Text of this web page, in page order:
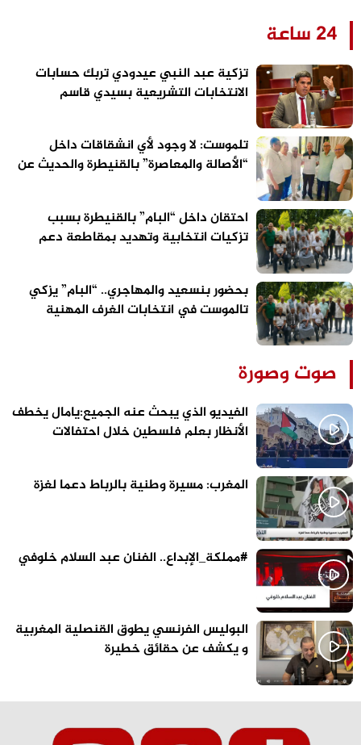
24 ساعة
تزكية عبد النبي عيدودي تربك حسابات
الانتخابات التشريعية بسيدي قاسم
تلموست: لا وجود لأي انشقاقات داخل
“الأصالة والمعاصرة” بالقنيطرة والحديث عن
احتقان داخل “البام” بالقنيطرة بسبب
تزكيات انتخابية وتهديد بمقاطعة دعم
بحضور بنسعيد والمهاجري.. “البام” يزكي
تالموست في انتخابات الغرف المهنية
صوت وصورة
الفيديو الذي يبحث عنه الجميع:يامال يخطف
الأنظار بعلم فلسطين خلال احتفالات
المغرب: مسيرة وطنية بالرباط دعما لغزة
#مملكة_الإبداع.. الفنان عبد السلام خلوفي
البوليس الفرنسي يطوق القنصلية المغربية
و يكشف عن حقائق خطيرة